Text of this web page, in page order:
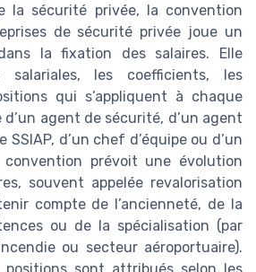
la sécurité privée, la convention
de sécurité privée joue un
la fixation des salaires. Elle
les coefficients, les
qui s’appliquent à chaque
d’un agent de sécurité, d’un agent
d’un chef d’équipe ou d’un
prévoit une évolution
souvent appelée revalorisation
compte de l’ancienneté, de la
ou de la spécialisation (par
ou secteur aéroportuaire).